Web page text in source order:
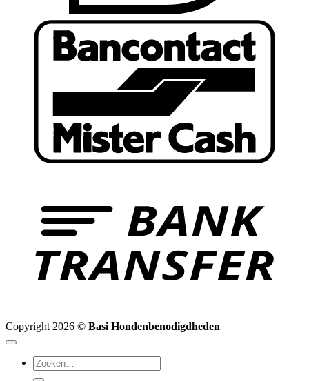
Copyright 2026 © Basi Hondenbenodigdheden
Zoeken
naar: